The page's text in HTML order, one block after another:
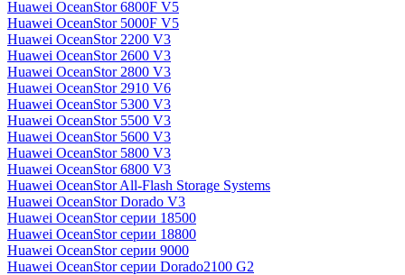
Huawei OceanStor 6800F V5
Huawei OceanStor 5000F V5
Huawei OceanStor 2200 V3
Huawei OceanStor 2600 V3
Huawei OceanStor 2800 V3
Huawei OceanStor 2910 V6
Huawei OceanStor 5300 V3
Huawei OceanStor 5500 V3
Huawei OceanStor 5600 V3
Huawei OceanStor 5800 V3
Huawei OceanStor 6800 V3
Huawei OceanStor All-Flash Storage Systems
Huawei OceanStor Dorado V3
Huawei OceanStor серии 18500
Huawei OceanStor серии 18800
Huawei OceanStor серии 9000
Huawei OceanStor серии Dorado2100 G2